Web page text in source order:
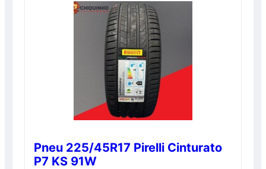
Pneu 225/45R17 Pirelli Cinturato
P7 KS 91W